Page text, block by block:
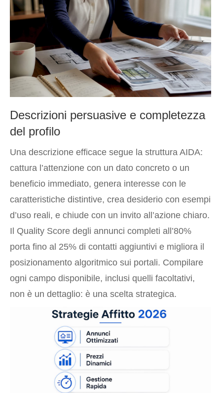
Descrizioni persuasive e completezza
del profilo
Una descrizione efficace segue la struttura AIDA:
cattura l’attenzione con un dato concreto o un
beneficio immediato, genera interesse con le
caratteristiche distintive, crea desiderio con esempi
d’uso reali, e chiude con un invito all’azione chiaro.
Il Quality Score degli annunci completi all’80%
porta fino al 25% di contatti aggiuntivi e migliora il
posizionamento algoritmico sui portali. Compilare
ogni campo disponibile, inclusi quelli facoltativi,
non è un dettaglio: è una scelta strategica.